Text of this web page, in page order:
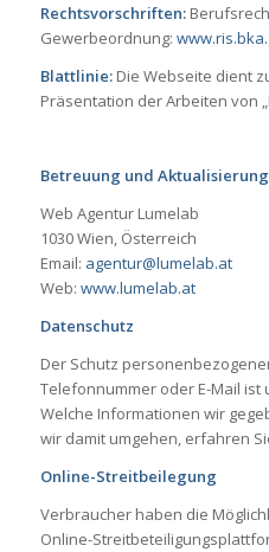
Rechtsvorschriften:
Gewerbeordnung:
Blattlinie:Die Webseite dient
Präsentation der Arbeiten von
Betreuung und Aktualisierung
Web Agentur Lumelab
1030 Wien, Österreich
Email: agentur@lumelab.at
Web: www.lumelab.at
Datenschutz
Der Schutz
Telefonnummer oder E-Mail ist
Welche Informationen wir
wir damit umgehen, erfahren
Online-Streitbeilegung
Verbraucher haben die
Online-